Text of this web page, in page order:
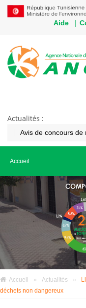
Aide |
Actualités :
Avis de concours de
Accueil
Accueil » Actualités »
déchets non dangereux